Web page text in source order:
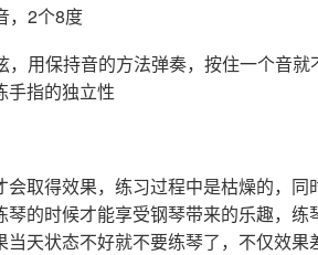
，2个8度
用保持音的方法弹奏，按住一个音
手指的独立性
取得效果，练习过程中是枯燥的，
的时候才能享受钢琴带来的乐趣，
天状态不好就不要练琴了，不仅效